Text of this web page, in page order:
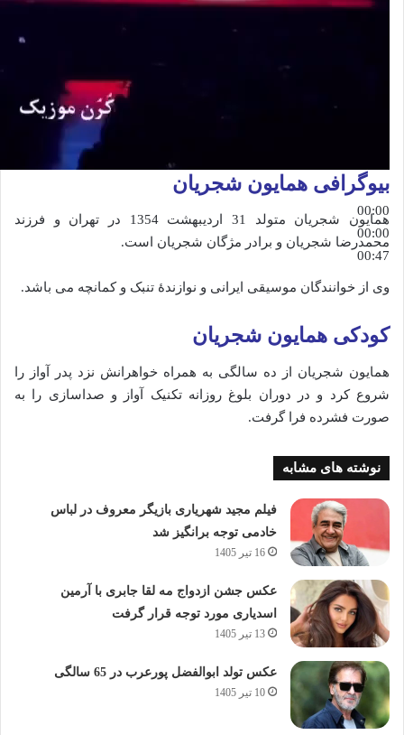
00:00
00:00
00:47
بیوگرافی همایون شجریان
همایون شجریان متولد 31 اردیبهشت 1354 در تهران و فرزند
محمدرضا شجریان و برادر مژگان شجریان است.
وی از خوانندگان موسیقی ایرانی و نوازندهٔ تنبک و کمانچه می باشد.
کودکی همایون شجریان
همایون شجریان از ده سالگی به همراه خواهرانش نزد پدر آواز را
شروع کرد و در دوران بلوغ روزانه تکنیک آواز و صداسازی را به
صورت فشرده فرا گرفت.
نوشته های مشابه
فیلم مجید شهریاری بازیگر معروف در لباس
خادمی توجه برانگیز شد
16 تیر 1405
عکس جشن ازدواج مه لقا جابری با آرمین
اسدیاری مورد توجه قرار گرفت
13 تیر 1405
عکس تولد ابوالفضل پورعرب در 65 سالگی
10 تیر 1405